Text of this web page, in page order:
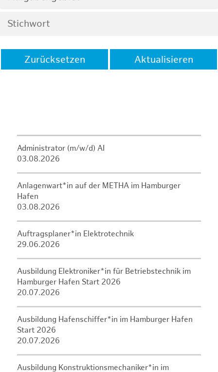
Zurücksetzen Aktualisieren
Administrator (m/w/d) AI
03.08.2026
Anlagenwart*in auf der METHA im Hamburger
Hafen
03.08.2026
Auftragsplaner*in Elektrotechnik
29.06.2026
Ausbildung Elektroniker*in für Betriebstechnik im
Hamburger Hafen Start 2026
20.07.2026
Ausbildung Hafenschiffer*in im Hamburger Hafen
Start 2026
20.07.2026
Ausbildung Konstruktionsmechaniker*in im